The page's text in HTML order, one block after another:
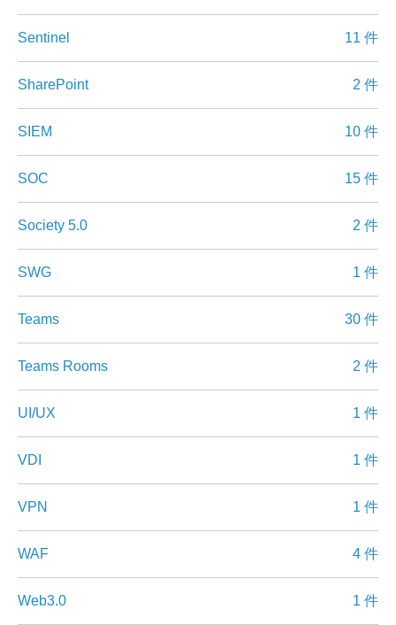
Sentinel 11 件
SharePoint 2 件
SIEM 10 件
SOC 15 件
Society 5.0 2 件
SWG 1 件
Teams 30 件
Teams Rooms 2 件
UI/UX 1 件
VDI 1 件
VPN 1 件
WAF 4 件
Web3.0 1 件